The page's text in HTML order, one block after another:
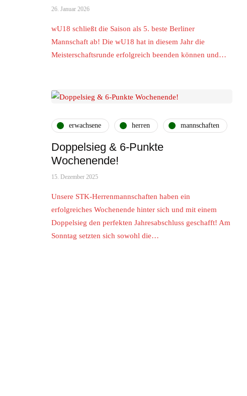
26. Januar 2026
wU18 schließt die Saison als 5. beste Berliner
Mannschaft ab! Die wU18 hat in diesem Jahr die
Meisterschaftsrunde erfolgreich beenden können und…
erwachsene herren mannschaften
Doppelsieg & 6-Punkte
Wochenende!
15. Dezember 2025
Unsere STK-Herrenmannschaften haben ein
erfolgreiches Wochenende hinter sich und mit einem
Doppelsieg den perfekten Jahresabschluss geschafft! Am
Sonntag setzten sich sowohl die…